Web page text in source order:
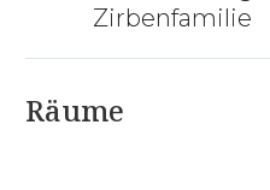
Zirbenfamilie
Räume